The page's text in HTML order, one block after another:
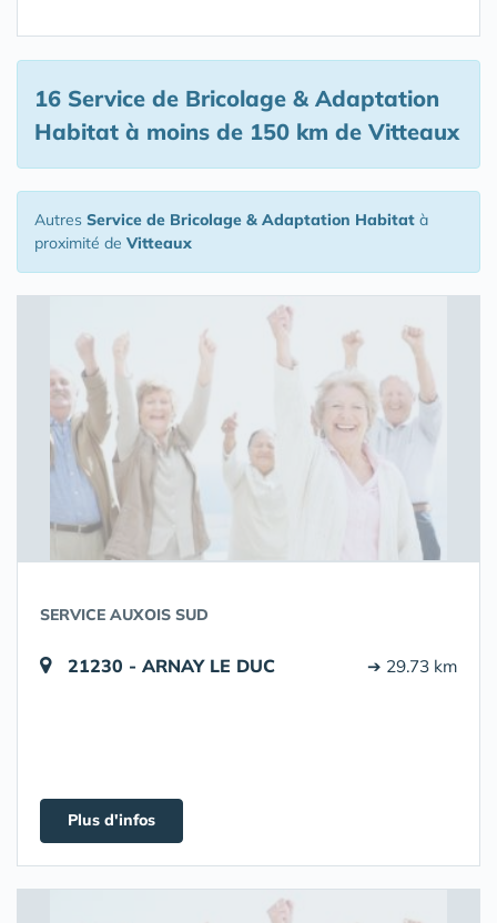
16 Service de Bricolage & Adaptation
Habitat à moins de 150 km de Vitteaux
Autres Service de Bricolage & Adaptation Habitat à
proximité de Vitteaux
SERVICE AUXOIS SUD
21230 - ARNAY LE DUC ➔ 29.73 km
Plus d'infos